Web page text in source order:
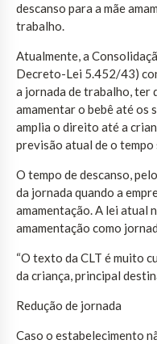
descanso para a mãe
trabalho.
Atualmente, a
Decreto-Lei 5.452/43)
a jornada de trabalho, ter
amamentar o bebê até os
amplia o direito até a
previsão atual de o
O tempo de descanso,
da jornada quando a
amamentação. A lei atual
amamentação como
“O texto da CLT é muito
da criança, principal
Redução de jornada
Caso o estabelecimento